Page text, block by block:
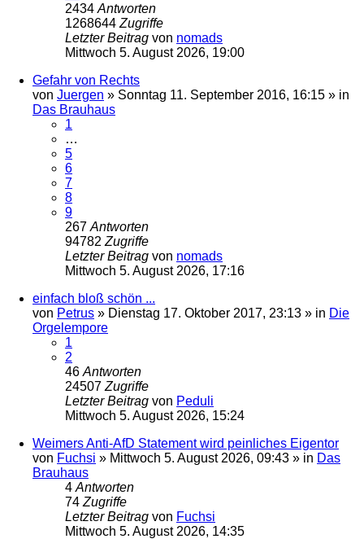
2434 Antworten
1268644 Zugriffe
Letzter Beitrag von nomads
Mittwoch 5. August 2026, 19:00
Gefahr von Rechts
von Juergen » Sonntag 11. September 2016, 16:15 » in
Das Brauhaus
1
…
5
6
7
8
9
267 Antworten
94782 Zugriffe
Letzter Beitrag von nomads
Mittwoch 5. August 2026, 17:16
einfach bloß schön ...
von Petrus » Dienstag 17. Oktober 2017, 23:13 » in Die
Orgelempore
1
2
46 Antworten
24507 Zugriffe
Letzter Beitrag von Peduli
Mittwoch 5. August 2026, 15:24
Weimers Anti-AfD Statement wird peinliches Eigentor
von Fuchsi » Mittwoch 5. August 2026, 09:43 » in Das
Brauhaus
4 Antworten
74 Zugriffe
Letzter Beitrag von Fuchsi
Mittwoch 5. August 2026, 14:35